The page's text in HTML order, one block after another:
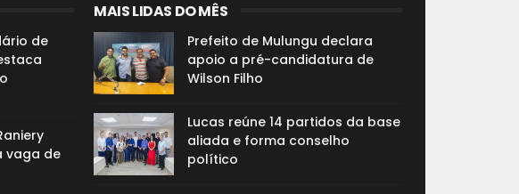
de
vaga de
MAIS LIDAS DO MÊS
Prefeito de Mulungu declara
apoio a pré-candidatura de
Wilson Filho
Lucas reúne 14 partidos da base
aliada e forma conselho
político